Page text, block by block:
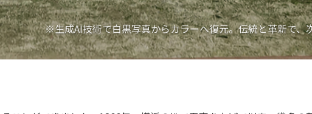
※生成AI技術で白黒写真からカラーへ復元。伝統と革新で、